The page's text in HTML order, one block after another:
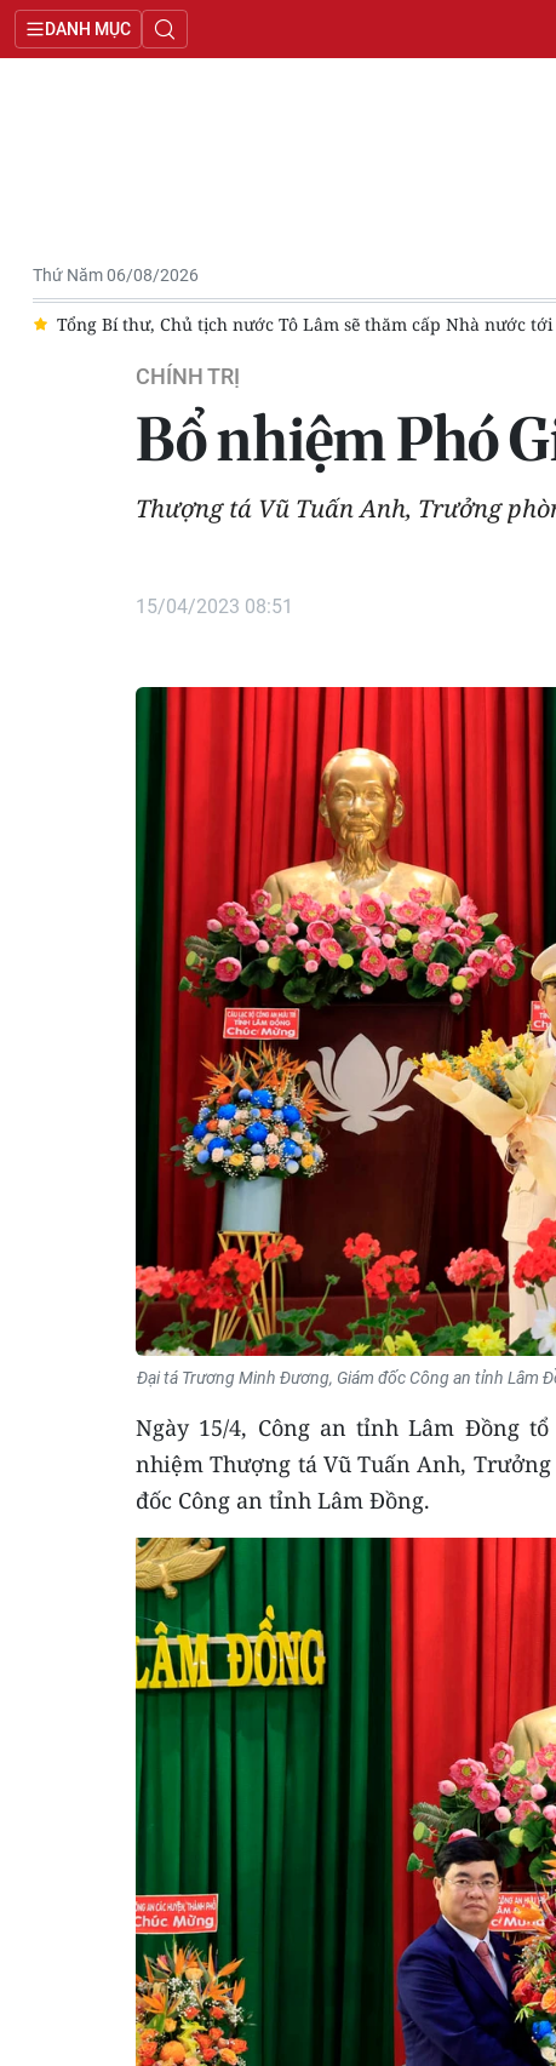
DANH MỤC
Thứ Năm 06/08/2026
thư, Chủ tịch nước Tô Lâm sẽ thăm cấp Nhà nước tới Australia
CHÍNH TRỊ
Bổ nhiệm Phó
Thượng tá Vũ Tuấn Anh, Trưởng
15/04/2023 08:51
Đại tá Trương Minh Đương, Giám đốc Công an tỉnh Lâm
Ngày 15/4, Công an tỉnh Lâm Đồng
nhiệm Thượng tá Vũ Tuấn Anh,
đốc Công an tỉnh Lâm Đồng.